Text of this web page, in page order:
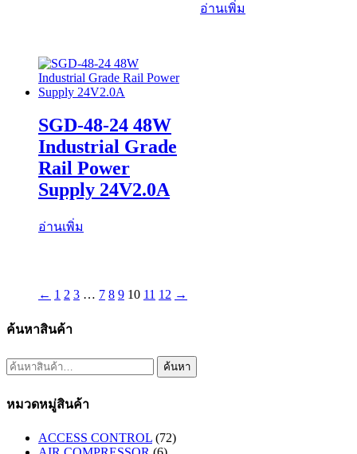
อ่านเพิ่ม
SGD-48-24 48W
Industrial Grade
Rail Power
Supply 24V2.0A
อ่านเพิ่ม
← 1 2 3 … 7 8 9 10 11 12 →
ค้นหาสินค้า
ค้นหา: ค้นหา
หมวดหมู่สินค้า
ACCESS CONTROL (72)